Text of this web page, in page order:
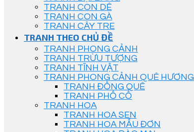
TRANH CON DÊ
TRANH CON GÀ
TRANH CÂY TRE
TRANH THEO CHỦ ĐỀ
TRANH PHONG CẢNH
TRANH TRỪU TƯỢNG
TRANH TĨNH VẬT
TRANH PHONG CẢNH QUÊ HƯƠNG
TRANH ĐỒNG QUÊ
TRANH PHỐ CỔ
TRANH HOA
TRANH HOA SEN
TRANH HOA MẪU ĐƠN